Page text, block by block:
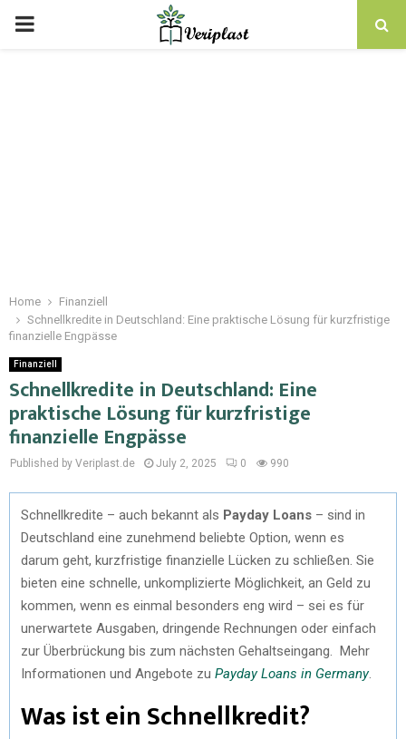
Home
Finanziell
Schnellkredite in Deutschland: Eine praktische Lösung für kurzfristige
finanzielle Engpässe
Finanziell
Schnellkredite in Deutschland: Eine
praktische Lösung für kurzfristige
finanzielle Engpässe
Published by Veriplast.de July 2, 2025 0 990
Schnellkredite – auch bekannt als Payday Loans – sind in
Deutschland eine zunehmend beliebte Option, wenn es
darum geht, kurzfristige finanzielle Lücken zu schließen. Sie
bieten eine schnelle, unkomplizierte Möglichkeit, an Geld zu
kommen, wenn es einmal besonders eng wird – sei es für
unerwartete Ausgaben, dringende Rechnungen oder einfach
zur Überbrückung bis zum nächsten Gehaltseingang. Mehr
Informationen und Angebote zu Payday Loans in Germany.
Was ist ein Schnellkredit?